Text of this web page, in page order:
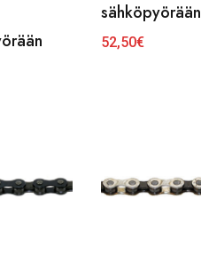
sähköpyörään
52,50€